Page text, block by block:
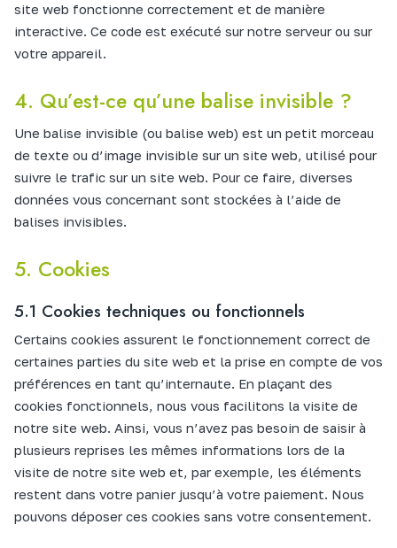
site web fonctionne correctement et de manière
interactive. Ce code est exécuté sur notre serveur ou sur
votre appareil.
4. Qu’est-ce qu’une balise invisible ?
Une balise invisible (ou balise web) est un petit morceau
de texte ou d’image invisible sur un site web, utilisé pour
suivre le trafic sur un site web. Pour ce faire, diverses
données vous concernant sont stockées à l’aide de
balises invisibles.
5. Cookies
5.1 Cookies techniques ou fonctionnels
Certains cookies assurent le fonctionnement correct de
certaines parties du site web et la prise en compte de vos
préférences en tant qu’internaute. En plaçant des
cookies fonctionnels, nous vous facilitons la visite de
notre site web. Ainsi, vous n’avez pas besoin de saisir à
plusieurs reprises les mêmes informations lors de la
visite de notre site web et, par exemple, les éléments
restent dans votre panier jusqu’à votre paiement. Nous
pouvons déposer ces cookies sans votre consentement.